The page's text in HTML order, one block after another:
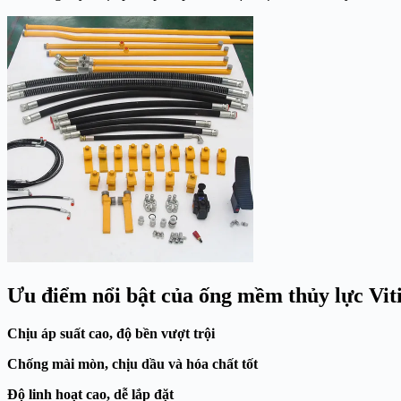
Ưu điểm nổi bật của ống mềm thủy lực
Chịu áp suất cao, độ bền vượt trội
Chống mài mòn, chịu dầu và hóa chất tốt
Độ linh hoạt cao, dễ lắp đặt